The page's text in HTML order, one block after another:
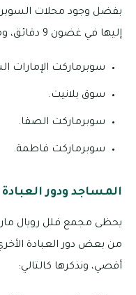
بفضل وجود محلات
إليها في غضون 9 دقائق، ومن بين أبرزها ما يلي:
سوبرماركت الإمارات
سوق بلانيت.
سوبرماركت الصفا.
سوبرماركت فاطمة.
المساجد ودور
يحظى مجمع فلل رويال
أقصي، ونذكرها كالتالي: